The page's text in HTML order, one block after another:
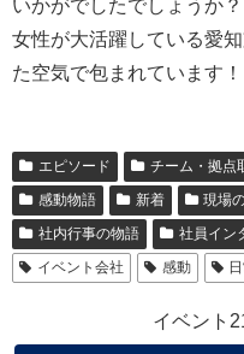
いかがでしたでしょうか？
女性が大活躍している愛
た空気で包まれています！
エピソード チーム・拠点
感動物語
新着 現場
社内行事の物語
社員イン
イベント会社
感動
イベント